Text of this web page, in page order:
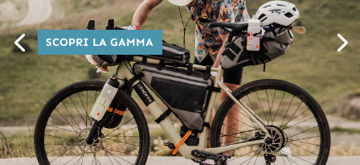
SCOPRI LA GAMMA